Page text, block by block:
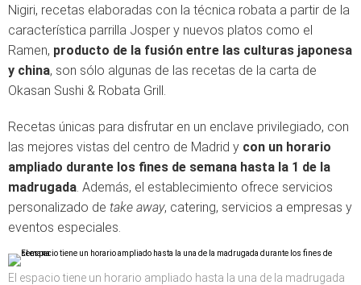
Nigiri, recetas elaboradas con la técnica robata a partir de la
característica parrilla Josper y nuevos platos como el
Ramen, producto de la fusión entre las culturas japonesa
y china, son sólo algunas de las recetas de la carta de
Okasan Sushi & Robata Grill.
Recetas únicas para disfrutar en un enclave privilegiado, con
las mejores vistas del centro de Madrid y con un horario
ampliado durante los fines de semana hasta la 1 de la
madrugada. Además, el establecimiento ofrece servicios
personalizado de take away, catering, servicios a empresas y
eventos especiales.
El espacio tiene un horario ampliado hasta la una de la madrugada